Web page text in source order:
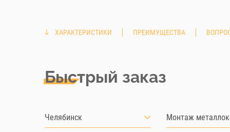
ХАРАКТЕРИСТИКИ ПРЕИМУЩЕСТВА
Быстрый заказ
Челябинск Монтаж